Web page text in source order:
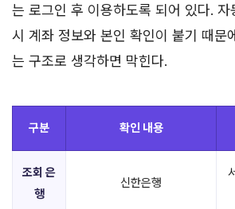
는 로그인 후 이용하도록 되어 있다. 자
시 계좌 정보와 본인 확인이 붙기 때문
는 구조로 생각하면 막힌다.
구분 확인 내용
조회 은
행
신한은행